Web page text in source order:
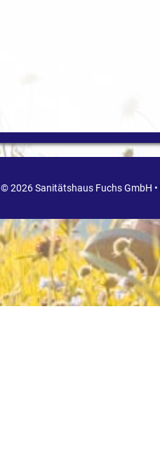
© 2026 Sanitätshaus Fuchs GmbH •